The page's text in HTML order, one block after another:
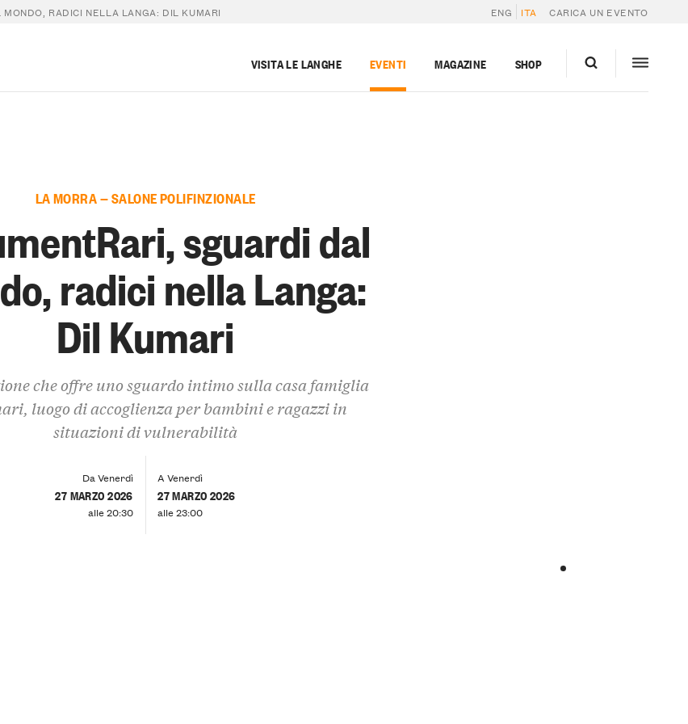
RADICI NELLA LANGA: DIL KUMARI ENG ITA CARICA UN EVENTO
VISITA LE LANGHE EVENTI MAGAZINE SHOP
LA MORRA — SALONE POLIFINZIONALE
sguardi dal
radici nella Langa:
Dil Kumari
che offre uno sguardo intimo sulla casa famiglia
luogo di accoglienza per bambini e ragazzi in
situazioni di vulnerabilità
Da Venerdì
27 MARZO 2026
alle 20:30
A Venerdì
27 MARZO 2026
alle 23:00